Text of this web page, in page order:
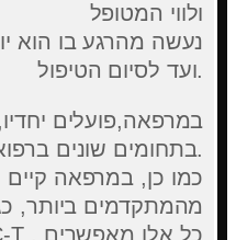
ולווי המטופל
נעשה מהרגע בו הוא
ועד לסיום הטיפול.
במרפאה,פועלים
בתחומים שונים ברפואת שיניים.
כמו כן, במרפאה קיים
מהמתקדמים ביותר,